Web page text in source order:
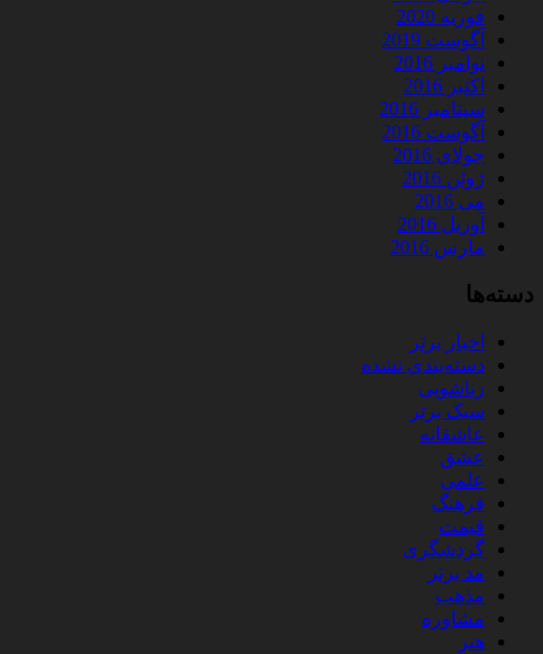
فوریه 2020
آگوست 2019
نوامبر 2016
اکتبر 2016
سپتامبر 2016
آگوست 2016
جولای 2016
ژوئن 2016
می 2016
آوریل 2016
مارس 2016
دسته‌ها
اخبار برتر
دسته‌بندی نشده
زناشویی
سبک برتر
عاشقانه
عشق
علمی
فرهنگ
قیمت
گردشگری
مد برتر
مذهب
مشاوره
هنر